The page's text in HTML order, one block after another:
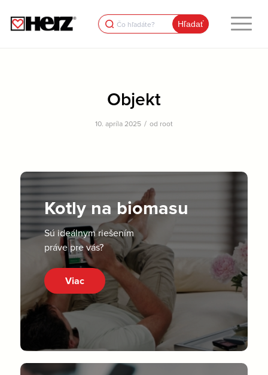
Search
for:
Objekt
10. apríla 2025 / od root
Kotly na biomasu
Sú ideálnym riešením
práve pre vás?
Viac